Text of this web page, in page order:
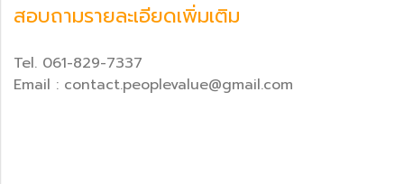
สอบถามรายละเอียดเพิ่มเติม
Tel. 061-829-7337
Email : contact.peoplevalue@gmail.com